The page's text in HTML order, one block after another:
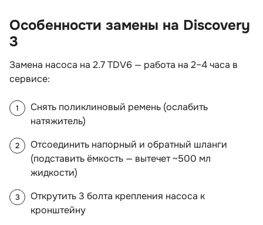
Особенности замены на Discovery
3
Замена насоса на 2.7 TDV6 — работа на 2–4 часа
сервисе:
Снять поликлиновый ремень (ослабить
натяжитель)
Отсоединить напорный и обратный шланги
(подставить ёмкость — вытечет ~500 мл
жидкости)
Открутить 3 болта крепления насоса к
кронштейну